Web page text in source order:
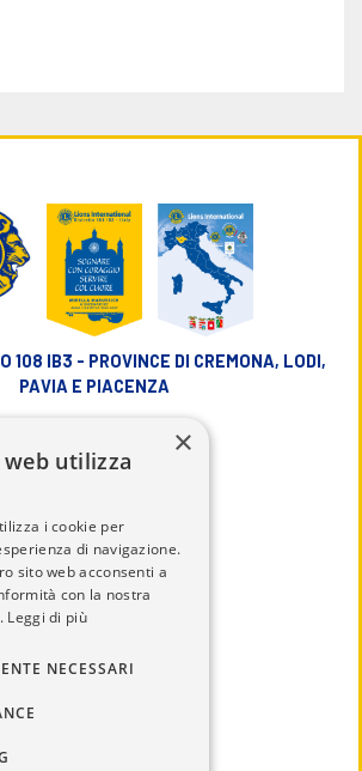
108 IB3 - PROVINCE DI CREMONA, LODI,
PAVIA E PIACENZA
CHI SIAMO
IL DISTRETTO
×
utilizza
i cookie per
di navigazione.
sito web acconsenti a
con la nostra
Leggi di più
NECESSARI